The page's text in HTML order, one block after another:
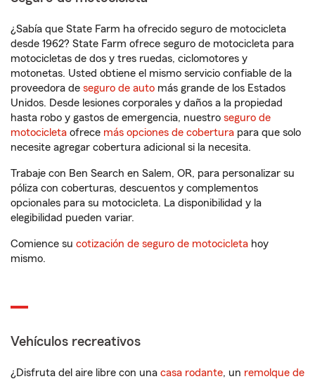
¿Sabía que State Farm ha ofrecido seguro de motocicleta
desde 1962? State Farm ofrece seguro de motocicleta para
motocicletas de dos y tres ruedas, ciclomotores y
motonetas. Usted obtiene el mismo servicio confiable de la
proveedora de seguro de auto más grande de los Estados
Unidos. Desde lesiones corporales y daños a la propiedad
hasta robo y gastos de emergencia, nuestro seguro de
motocicleta ofrece más opciones de cobertura para que solo
necesite agregar cobertura adicional si la necesita.
Trabaje con Ben Search en Salem, OR, para personalizar su
póliza con coberturas, descuentos y complementos
opcionales para su motocicleta. La disponibilidad y la
elegibilidad pueden variar.
Comience su cotización de seguro de motocicleta hoy
mismo.
Vehículos recreativos
¿Disfruta del aire libre con una casa rodante, un remolque de